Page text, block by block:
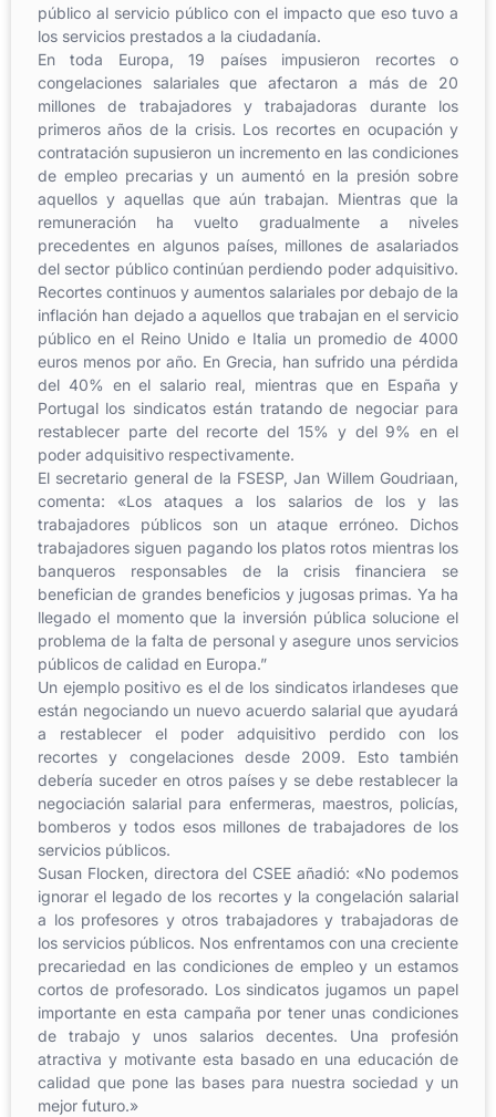
público al servicio público con el impacto que eso tuvo a
los servicios prestados a la ciudadanía.
En toda Europa, 19 países impusieron recortes o
congelaciones salariales que afectaron a más de 20
millones de trabajadores y trabajadoras durante los
primeros años de la crisis. Los recortes en ocupación y
contratación supusieron un incremento en las condiciones
de empleo precarias y un aumentó en la presión sobre
aquellos y aquellas que aún trabajan. Mientras que la
remuneración ha vuelto gradualmente a niveles
precedentes en algunos países, millones de asalariados
del sector público continúan perdiendo poder adquisitivo.
Recortes continuos y aumentos salariales por debajo de la
inflación han dejado a aquellos que trabajan en el servicio
público en el Reino Unido e Italia un promedio de 4000
euros menos por año. En Grecia, han sufrido una pérdida
del 40% en el salario real, mientras que en España y
Portugal los sindicatos están tratando de negociar para
restablecer parte del recorte del 15% y del 9% en el
poder adquisitivo respectivamente.
El secretario general de la FSESP, Jan Willem Goudriaan,
comenta: «Los ataques a los salarios de los y las
trabajadores públicos son un ataque erróneo. Dichos
trabajadores siguen pagando los platos rotos mientras los
banqueros responsables de la crisis financiera se
benefician de grandes beneficios y jugosas primas. Ya ha
llegado el momento que la inversión pública solucione el
problema de la falta de personal y asegure unos servicios
públicos de calidad en Europa.”
Un ejemplo positivo es el de los sindicatos irlandeses que
están negociando un nuevo acuerdo salarial que ayudará
a restablecer el poder adquisitivo perdido con los
recortes y congelaciones desde 2009. Esto también
debería suceder en otros países y se debe restablecer la
negociación salarial para enfermeras, maestros, policías,
bomberos y todos esos millones de trabajadores de los
servicios públicos.
Susan Flocken, directora del CSEE añadió: «No podemos
ignorar el legado de los recortes y la congelación salarial
a los profesores y otros trabajadores y trabajadoras de
los servicios públicos. Nos enfrentamos con una creciente
precariedad en las condiciones de empleo y un estamos
cortos de profesorado. Los sindicatos jugamos un papel
importante en esta campaña por tener unas condiciones
de trabajo y unos salarios decentes. Una profesión
atractiva y motivante esta basado en una educación de
calidad que pone las bases para nuestra sociedad y un
mejor futuro.»